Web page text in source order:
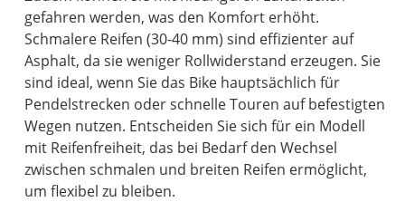
gefahren werden, was den Komfort erhöht.
Schmalere Reifen (30-40 mm) sind effizienter auf
Asphalt, da sie weniger Rollwiderstand erzeugen. Sie
sind ideal, wenn Sie das Bike hauptsächlich für
Pendelstrecken oder schnelle Touren auf befestigten
Wegen nutzen. Entscheiden Sie sich für ein Modell
mit Reifenfreiheit, das bei Bedarf den Wechsel
zwischen schmalen und breiten Reifen ermöglicht,
um flexibel zu bleiben.